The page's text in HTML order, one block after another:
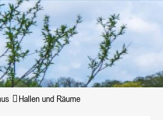
Hallen und Räume